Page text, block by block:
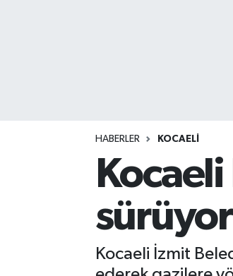
HABERLER KOCAELİ
sürüyor
Kocaeli İzmit